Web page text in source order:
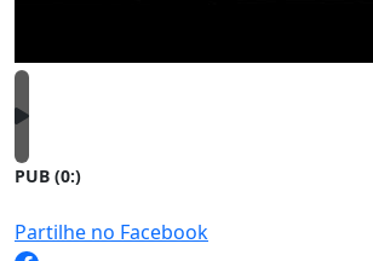
PUB (0:)
Partilhe no Facebook